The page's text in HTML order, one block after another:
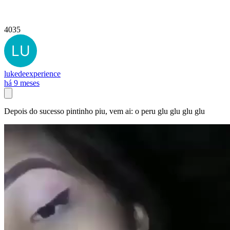
4035
lukedeexperience
há 9 meses
Depois do sucesso pintinho piu, vem ai: o peru glu glu glu glu